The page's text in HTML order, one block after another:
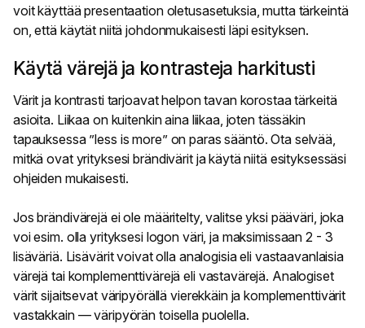
voit käyttää presentaation oletusasetuksia, mutta tärkeintä
on, että käytät niitä johdonmukaisesti läpi esityksen.
Käytä värejä ja kontrasteja harkitusti
Värit ja kontrasti tarjoavat helpon tavan korostaa tärkeitä
asioita. Liikaa on kuitenkin aina liikaa, joten tässäkin
tapauksessa ”less is more” on paras sääntö. Ota selvää,
mitkä ovat yrityksesi brändivärit ja käytä niitä esityksessäsi
ohjeiden mukaisesti.
Jos brändivärejä ei ole määritelty, valitse yksi pääväri, joka
voi esim. olla yrityksesi logon väri, ja maksimissaan 2 - 3
lisäväriä. Lisävärit voivat olla analogisia eli vastaavanlaisia
värejä tai komplementtivärejä eli vastavärejä. Analogiset
värit sijaitsevat väripyörällä vierekkäin ja komplementtivärit
vastakkain — väripyörän toisella puolella.